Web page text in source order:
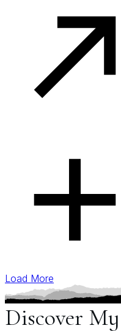
Load More
Discover